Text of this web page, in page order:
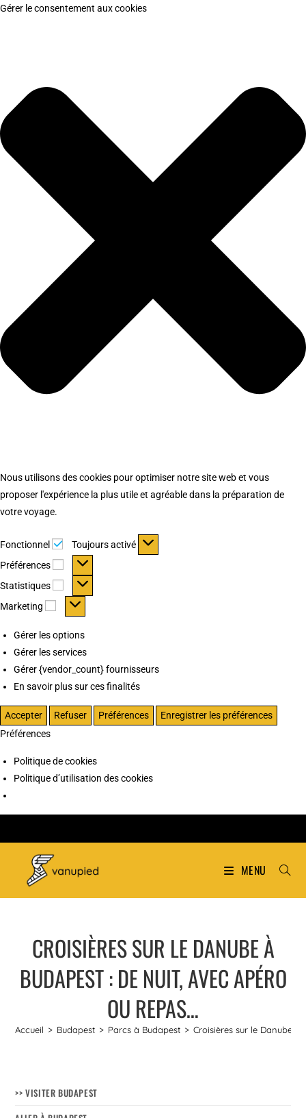
Gérer le consentement aux cookies
Nous utilisons des cookies pour optimiser notre site web et vous
proposer l'expérience la plus utile et agréable dans la préparation de
votre voyage.
Fonctionnel Fonctionnel
Toujours activé
Préférences
Préférences
Statistiques Statistiques
Marketing Marketing
Gérer les options
Gérer les services
Gérer {vendor_count} fournisseurs
En savoir plus sur ces finalités
Accepter Refuser Préférences
Enregistrer les préférences
Préférences
Politique de cookies
Politique d’utilisation des cookies
MENU
CROISIÈRES SUR LE DANUBE À
BUDAPEST : DE NUIT, AVEC APÉRO
OU REPAS…
Accueil > Budapest > Parcs à Budapest > Croisières sur le Danube à
>> VISITER BUDAPEST